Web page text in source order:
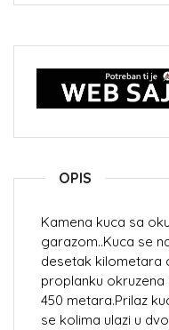
OPIS
Kamena kuca sa
garazom..Kuca se
desetak kilometara
proplanku
450 metara.Prilaz
se kolima ulazi u